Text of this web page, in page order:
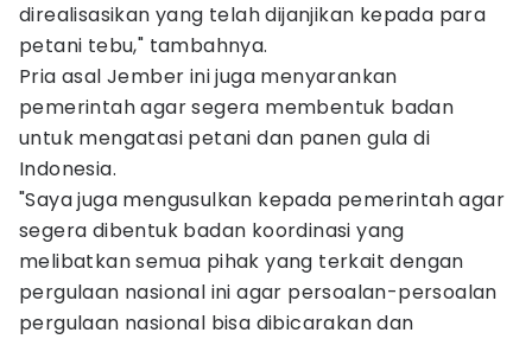
direalisasikan yang telah dijanjikan kepada para
petani tebu," tambahnya.
Pria asal Jember ini juga menyarankan
pemerintah agar segera membentuk badan
untuk mengatasi petani dan panen gula di
Indonesia.
"Saya juga mengusulkan kepada pemerintah agar
segera dibentuk badan koordinasi yang
melibatkan semua pihak yang terkait dengan
pergulaan nasional ini agar persoalan-persoalan
pergulaan nasional bisa dibicarakan dan